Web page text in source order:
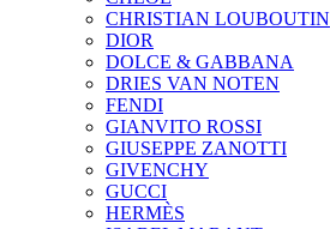
CHRISTIAN LOUBOUTIN
DIOR
DOLCE & GABBANA
DRIES VAN NOTEN
FENDI
GIANVITO ROSSI
GIUSEPPE ZANOTTI
GIVENCHY
GUCCI
HERMÈS